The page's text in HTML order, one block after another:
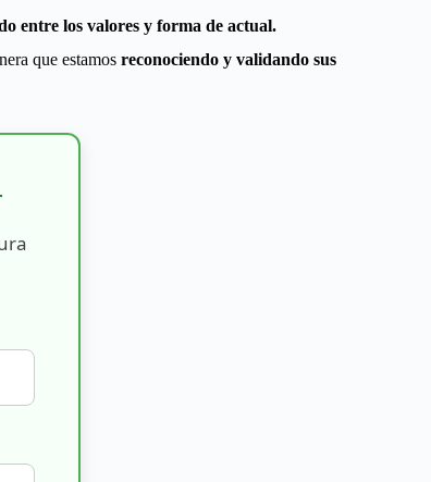
entre los valores y forma de actual.
que estamos reconociendo y validando sus